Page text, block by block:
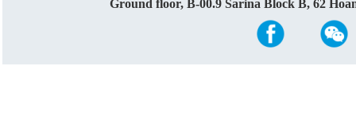
Ground floor, B-00.9 Sarina Block B, 62